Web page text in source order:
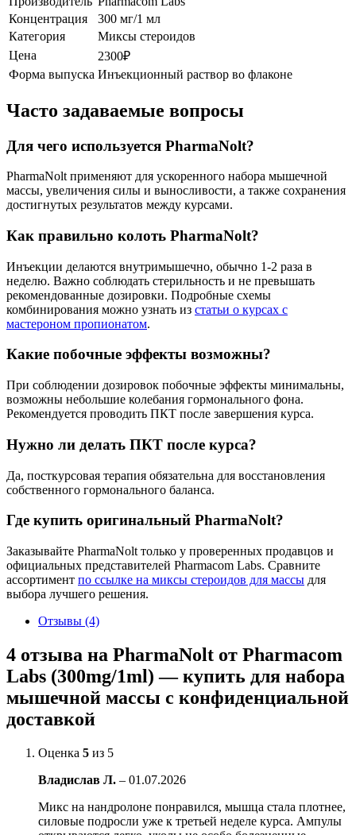
Концентрация
300 мг/1 мл
Категория
Миксы стероидов
Цена
2300₽
Форма выпуска Инъекционный раствор во флаконе
Часто задаваемые вопросы
Для чего используется PharmaNolt?
PharmaNolt применяют для ускоренного набора мышечной
массы, увеличения силы и выносливости, а также сохранения
достигнутых результатов между курсами.
Как правильно колоть PharmaNolt?
Инъекции делаются внутримышечно, обычно 1-2 раза в
неделю. Важно соблюдать стерильность и не превышать
рекомендованные дозировки. Подробные схемы
комбинирования можно узнать из статьи о курсах с
мастероном пропионатом.
Какие побочные эффекты возможны?
При соблюдении дозировок побочные эффекты минимальны,
возможны небольшие колебания гормонального фона.
Рекомендуется проводить ПКТ после завершения курса.
Нужно ли делать ПКТ после курса?
Да, посткурсовая терапия обязательна для восстановления
собственного гормонального баланса.
Где купить оригинальный PharmaNolt?
Заказывайте PharmaNolt только у проверенных продавцов и
официальных представителей Pharmacom Labs. Сравните
ассортимент по ссылке на миксы стероидов для массы для
выбора лучшего решения.
Отзывы (4)
4 отзыва на PharmaNolt от Pharmacom
Labs (300mg/1ml) — купить для набора
мышечной массы с конфиденциальной
доставкой
Оценка 5 из 5
Владислав Л. – 01.07.2026
Микс на нандролоне понравился, мышца стала плотнее,
силовые подросли уже к третьей неделе курса. Ампулы